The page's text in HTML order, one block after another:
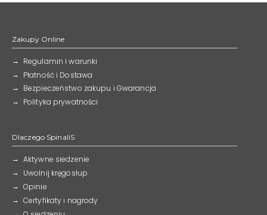
Zakupy Online
Regulamin i warunki
Płatność i Dostawa
Bezpieczeństwo zakupu i Gwarancja
Polityka prywatności
Dlaczego SpinaliS
Aktywne siedzenie
Uwolnij kręgosłup
Opinie
Certyfikaty i nagrody